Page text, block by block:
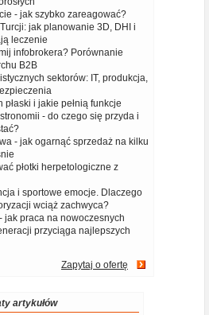
- jak szybko zareagować?
jak planowanie 3D, DHI i
leczenie
infobrokera? Porównanie
B2B
sektorów: IT, produkcja,
i jakie pełnią funkcje
- do czego się przyda i
- jak ogarnąć sprzedaż na kilku
płotki herpetologiczne z
i sportowe emocje. Dlaczego
wciąż zachwyca?
jak praca na nowoczesnych
przyciąga najlepszych
Zapytaj o ofertę
artykułów